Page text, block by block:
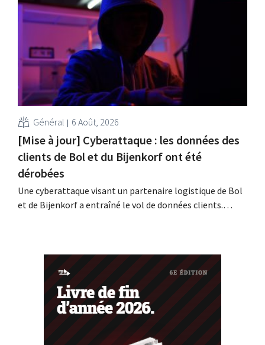
faut. De plus, la législation du travail constitue un
obstacle. Les conditions sont-elles équitables pour tous
Général 6 Août, 2026
[Mise à jour] Cyberattaque : les données des
clients de Bol et du Bijenkorf ont été
dérobées
Une cyberattaque visant un partenaire logistique de Bol
et de Bijenkorf a entraîné le vol de données clients.